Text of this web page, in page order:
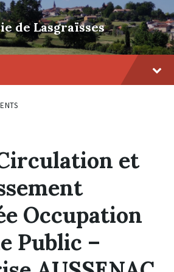
de Lasgraïsses
et
Occupation
Public –